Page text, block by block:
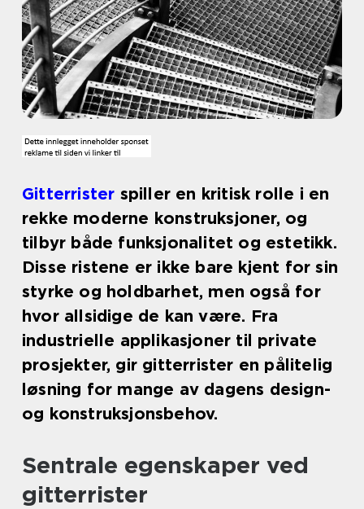
Gitterrister spiller en kritisk rolle i en
rekke moderne konstruksjoner, og
tilbyr både funksjonalitet og estetikk.
Disse ristene er ikke bare kjent for sin
styrke og holdbarhet, men også for
hvor allsidige de kan være. Fra
industrielle applikasjoner til private
prosjekter, gir gitterrister en pålitelig
løsning for mange av dagens design-
og konstruksjonsbehov.
Sentrale egenskaper ved
gitterrister